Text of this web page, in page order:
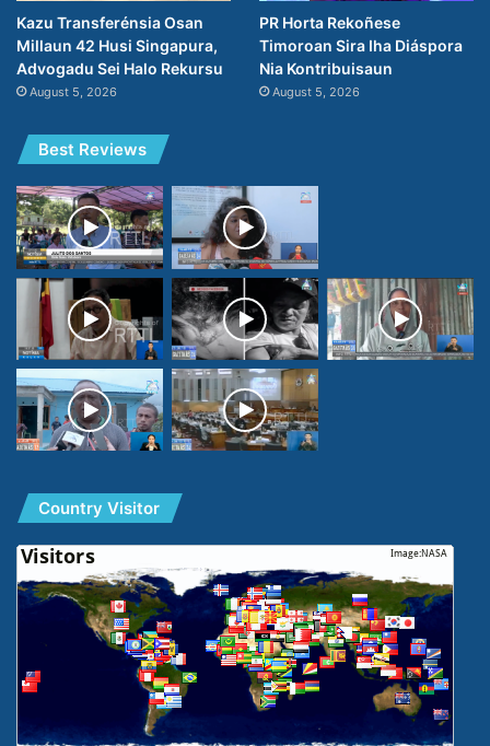
Kazu Transferénsia Osan
Millaun 42 Husi Singapura,
Advogadu Sei Halo Rekursu
August 5, 2026
PR Horta Rekoñese
Timoroan Sira Iha Diáspora
Nia Kontribuisaun
August 5, 2026
Best Reviews
Country Visitor